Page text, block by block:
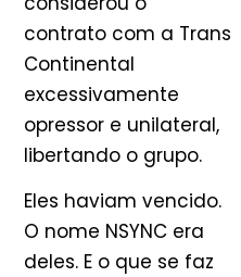
contrato com a Trans
Continental
excessivamente
opressor e unilateral,
libertando o grupo.
Eles haviam vencido.
O nome NSYNC era
deles. E o que se faz